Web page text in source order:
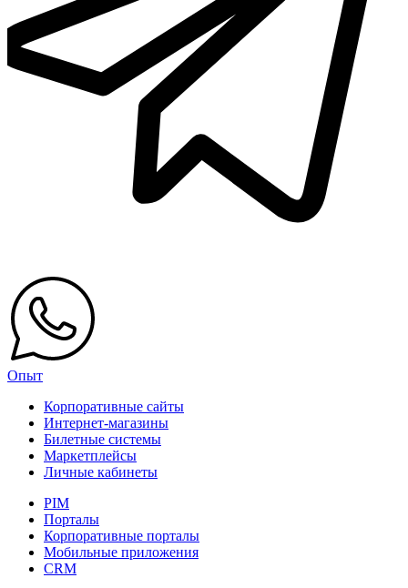
Опыт
Корпоративные сайты
Интернет-магазины
Билетные системы
Маркетплейсы
Личные кабинеты
PIM
Порталы
Корпоративные порталы
Мобильные приложения
CRM